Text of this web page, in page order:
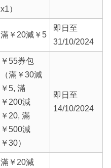
x1）
滿￥20減￥5
即日至
31/10/2024
￥55券包
（滿￥30減
￥5, 滿
￥200減
￥20, 滿
￥500減
￥30）
即日至
14/10/2024
滿￥20減